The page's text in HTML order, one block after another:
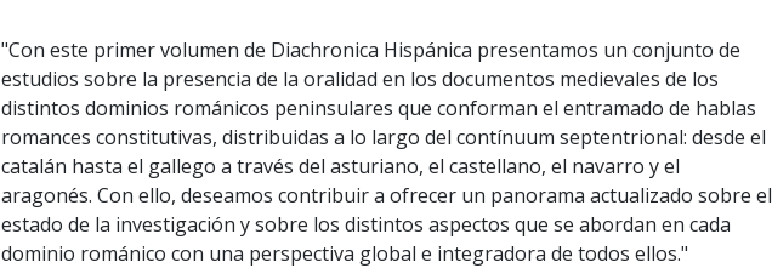
"Con este primer volumen de Diachronica Hispánica presentamos un conjunto de
estudios sobre la presencia de la oralidad en los documentos medievales de los
distintos dominios románicos peninsulares que conforman el entramado de hablas
romances constitutivas, distribuidas a lo largo del contínuum septentrional: desde el
catalán hasta el gallego a través del asturiano, el castellano, el navarro y el
aragonés. Con ello, deseamos contribuir a ofrecer un panorama actualizado sobre el
estado de la investigación y sobre los distintos aspectos que se abordan en cada
dominio románico con una perspectiva global e integradora de todos ellos."